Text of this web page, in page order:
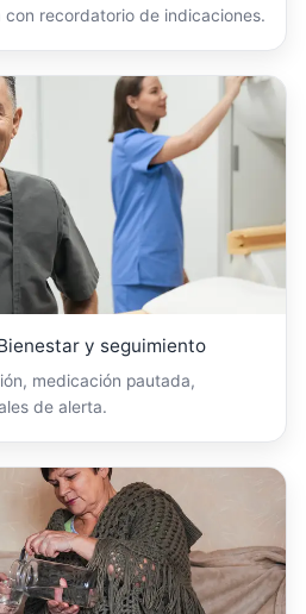
recordatorio de indicaciones.
y seguimiento
medicación pautada,
de alerta.